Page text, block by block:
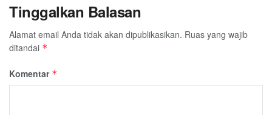
Tinggalkan Balasan
Alamat email Anda tidak akan dipublikasikan. Ruas yang wajib
ditandai *
Komentar *